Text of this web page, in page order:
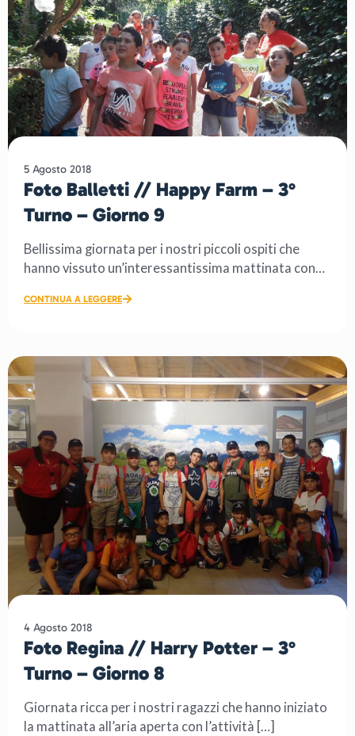
5 Agosto 2018
Foto Balletti // Happy Farm – 3°
Turno – Giorno 9
Bellissima giornata per i nostri piccoli ospiti che
hanno vissuto un’interessantissima mattinata con
CONTINUA A LEGGERE
4 Agosto 2018
Foto Regina // Harry Potter – 3°
Turno – Giorno 8
Giornata ricca per i nostri ragazzi che hanno iniziato
la mattinata all’aria aperta con l’attività […]